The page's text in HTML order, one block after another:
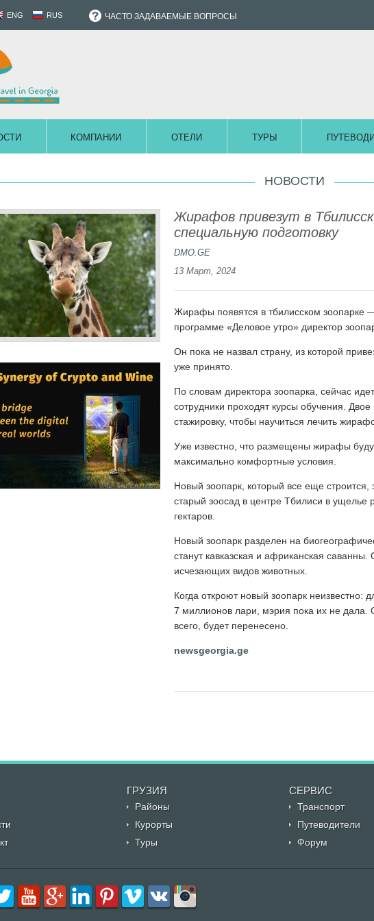
ENG RUS ЧАСТО ЗАДАВАЕМЫЕ ВОПРОСЫ
КОМПАНИИ ОТЕЛИ ТУРЫ
НОВОСТИ
Жирафов привезут в
специальную подготовку
DMO.GE
13 Март, 2024
Жирафы появятся в тбилисском зоопарке
программе «Деловое утро» директор
Он пока не назвал страну, из которой
уже принято.
По словам директора зоопарка, сейчас
сотрудники проходят курсы обучения.
стажировку, чтобы научиться лечить
Уже известно, что размещены жирафы
максимально комфортные условия.
Новый зоопарк, который все еще строится,
старый зоосад в центре Тбилиси в
гектаров.
Новый зоопарк разделен на
станут кавказская и африканская
исчезающих видов животных.
Когда откроют новый зоопарк
7 миллионов лари, мэрия пока их не дала.
всего, будет перенесено.
newsgeorgia.ge
ГРУЗИЯ CЕРВИС
Районы Транспорт
Курорты Путеводители
Туры Форум